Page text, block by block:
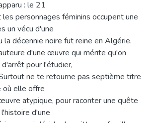
: le 21
personnages féminins occupent une
un vécu d'une
la décennie noire fut reine en Algérie.
d'une œuvre qui mérite qu'on
pour l'étudier,
ne te retourne pas septième titre
où elle offre
atypique, pour raconter une quête
d'une